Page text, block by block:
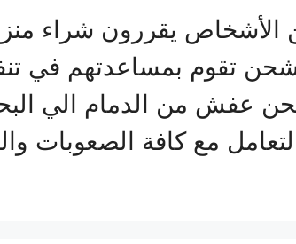
الأشخاص يقررون شراء
تقوم بمساعدتهم في
عفش من الدمام الي
مع كافة الصعوبات